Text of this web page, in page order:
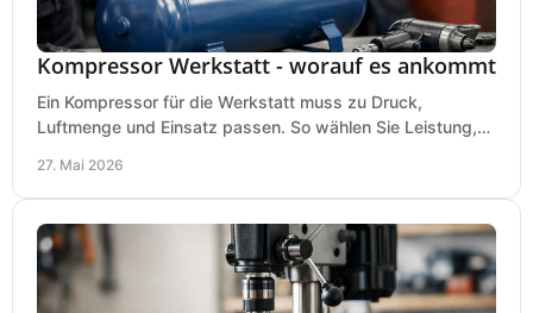
Kompressor Werkstatt - worauf es ankommt
Ein Kompressor für die Werkstatt muss zu Druck,
Luftmenge und Einsatz passen. So wählen Sie Leistung,
27. Mai 2026